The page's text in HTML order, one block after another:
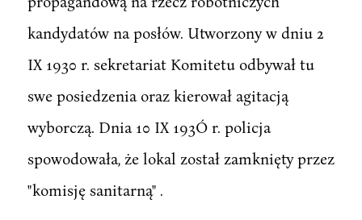
kandydatów na posłów. Utworzony w dniu 2
IX 1930 r. sekretariat Komitetu odbywał tu
swe posiedzenia oraz kierował agitacją
wyborczą. Dnia 10 IX 193Ó r. policja
spowodowała, że lokal został zamknięty przez
"komisję sanitarną" .